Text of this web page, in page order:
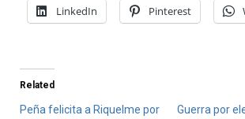
LinkedIn Pinterest
Related
Peña felicita a Riquelme por
Guerra por